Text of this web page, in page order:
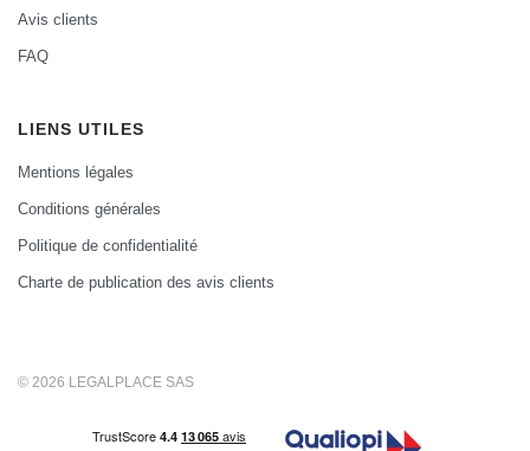
Avis clients
FAQ
LIENS UTILES
Mentions légales
Conditions générales
Politique de confidentialité
Charte de publication des avis clients
© 2026 LEGALPLACE SAS